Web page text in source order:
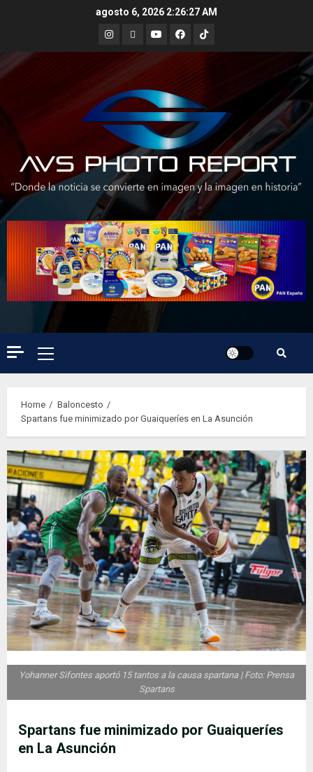
agosto 6, 2026 2:26:28 AM
Instagram
X YoutubeFacebook
TikTok
Primary
Menu
Home
Baloncesto
Spartans fue minimizado por Guaiqueríes en La Asunción
Spartans fue minimizado por Guaiqueríes
en La Asunción
Yohanner Sifontes aportó 15 tantos a la causa spartana | Foto: Prensa
Spartans